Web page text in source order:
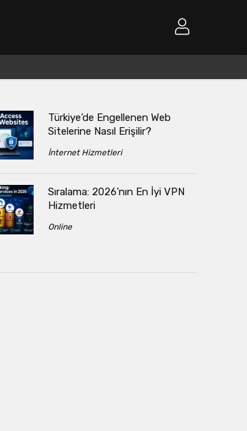
Türkiye’de Engellenen Web
Sitelerine Nasıl Erişilir?
İnternet Hizmetleri
Sıralama: 2026’nın En İyi VPN
Hizmetleri
Online